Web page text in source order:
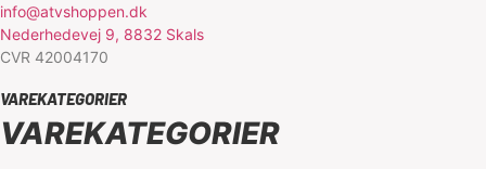
info@atvshoppen.dk
Nederhedevej 9, 8832 Skals
CVR 42004170
VAREKATEGORIER
VAREKATEGORIER